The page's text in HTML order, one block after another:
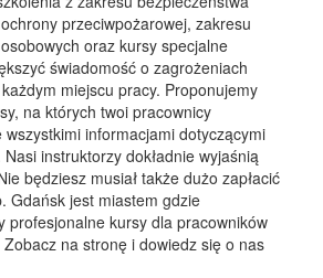
przeciwpożarowej, zakresu
oraz kursy specjalne
świadomość o zagrożeniach
miejscu pracy. Proponujemy
na których twoi pracownicy
wszystkimi informacjami dotyczącymi
instruktorzy dokładnie wyjaśnią
będziesz musiał także dużo zapłacić
Gdańsk jest miastem gdzie
profesjonalne kursy dla pracowników
na stronę i dowiedz się o nas